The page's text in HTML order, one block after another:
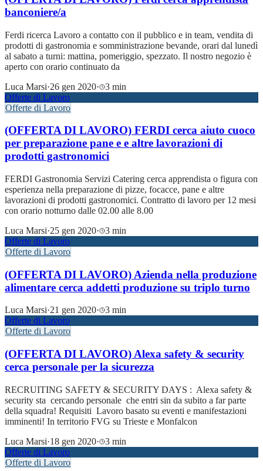
banconiere/a
Ferdi ricerca Lavoro a contatto con il pubblico e in team, vendita di
prodotti di gastronomia e somministrazione bevande, orari dal lunedì
al sabato a turni: mattina, pomeriggio, spezzato. Il nostro negozio è
aperto con orario continuato da
Luca Marsi·26 gen 2020·
3 min
Offerte di Lavoro
Offerte di Lavoro
(OFFERTA DI LAVORO) FERDI cerca aiuto cuoco
per preparazione pane e e altre lavorazioni di
prodotti gastronomici
FERDI Gastronomia Servizi Catering cerca apprendista o figura con
esperienza nella preparazione di pizze, focacce, pane e altre
lavorazioni di prodotti gastronomici. Contratto di lavoro per 12 mesi
con orario notturno dalle 02.00 alle 8.00
Luca Marsi·25 gen 2020·
3 min
Offerte di Lavoro
Offerte di Lavoro
(OFFERTA DI LAVORO) Azienda nella produzione
alimentare cerca addetti produzione su triplo turno
Luca Marsi·21 gen 2020·
3 min
Offerte di Lavoro
Offerte di Lavoro
(OFFERTA DI LAVORO) Alexa safety & security
cerca personale per la sicurezza
RECRUITING SAFETY & SECURITY DAYS : Alexa safety &
security sta cercando personale che entri sin da subito a far parte
della squadra! Requisiti Lavoro basato su eventi e manifestazioni
imminenti! In territorio FVG su Trieste e Monfalcon
Luca Marsi·18 gen 2020·
3 min
Offerte di Lavoro
Offerte di Lavoro